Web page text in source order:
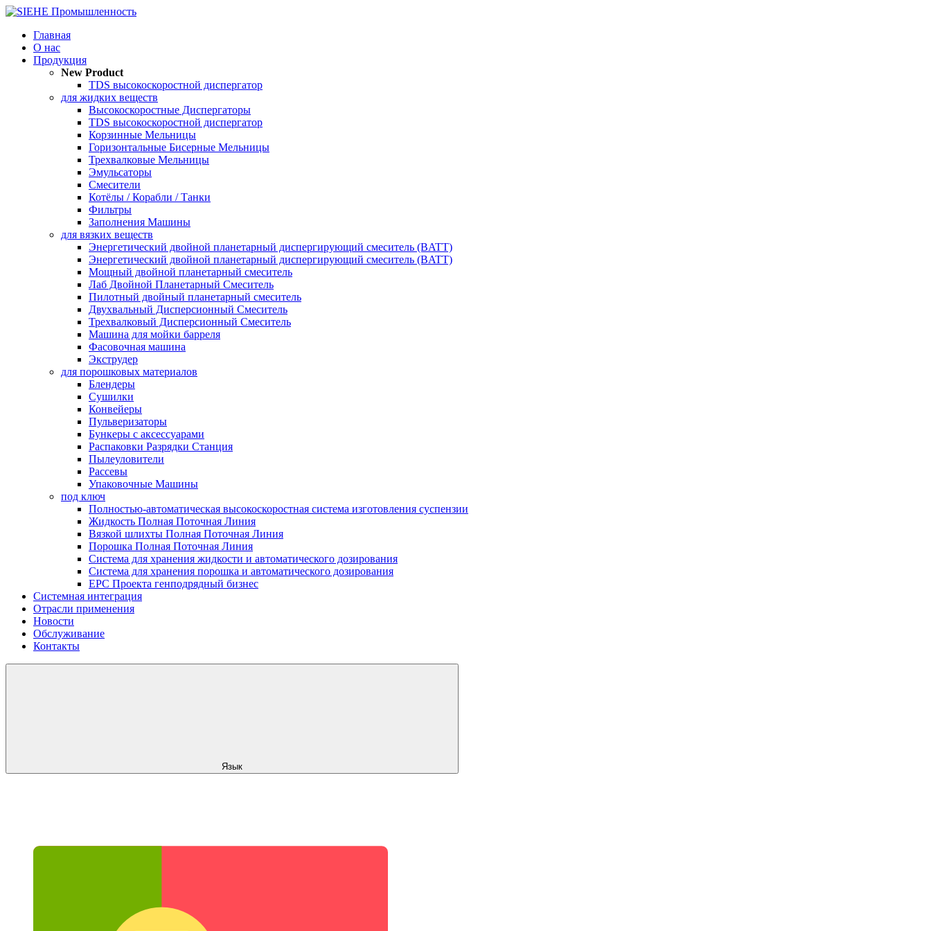
Главная
О нас
Продукция
New Product
TDS высокоскоростной диспергатор
для жидких веществ
Высокоскоростные Диспергаторы
TDS высокоскоростной диспергатор
Корзинные Мельницы
Горизонтальные Бисерные Мельницы
Трехвалковые Мельницы
Эмульсаторы
Смесители
Котёлы / Корабли / Танки
Фильтры
Заполнения Машины
для вязких веществ
Энергетический двойной планетарный диспергирующий смеситель (BATT)
Энергетический двойной планетарный диспергирующий смеситель (BATT)
Мощный двойной планетарный смеситель
Лаб Двойной Планетарный Смеситель
Пилотный двойный планетарный смеситель
Двухвальный Дисперсионный Смеситель
Трехвалковый Дисперсионный Смеситель
Машина для мойки барреля
Фасовочная машина
Экструдер
для порошковых материалов
Блендеры
Сушилки
Конвейеры
Пульверизаторы
Бункеры с аксессуарами
Распаковки Разрядки Станция
Пылеуловители
Рассевы
Упаковочные Машины
под ключ
Полностью-автоматическая высокоскоростная система изготовления суспензии
Жидкость Полная Поточная Линия
Вязкой шлихты Полная Поточная Линия
Порошка Полная Поточная Линия
Система для хранения жидкости и автоматического дозирования
Система для хранения порошка и автоматического дозирования
EPC Проекта генподрядный бизнес
Системная интеграция
Отрасли применения
Новости
Обслуживание
Контакты
Язык